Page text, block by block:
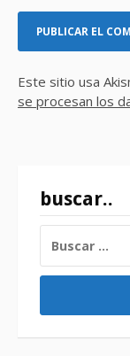
Este sitio usa
se procesan los
buscar..